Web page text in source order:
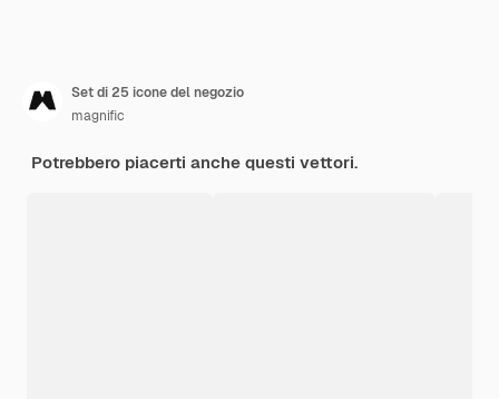
Set di 25 icone del negozio
magnific
Potrebbero piacerti anche questi vettori.